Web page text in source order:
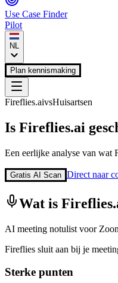
Use Case Finder
Pilot
NL
Plan kennismaking
Fireflies.aivsHuisartsen
Is Fireflies.ai
Een eerlijke analyse van wat
Gratis AI Scan Direct naar
Wat is
AI meeting notulist voor
Fireflies sluit aan bij je
Sterke punten